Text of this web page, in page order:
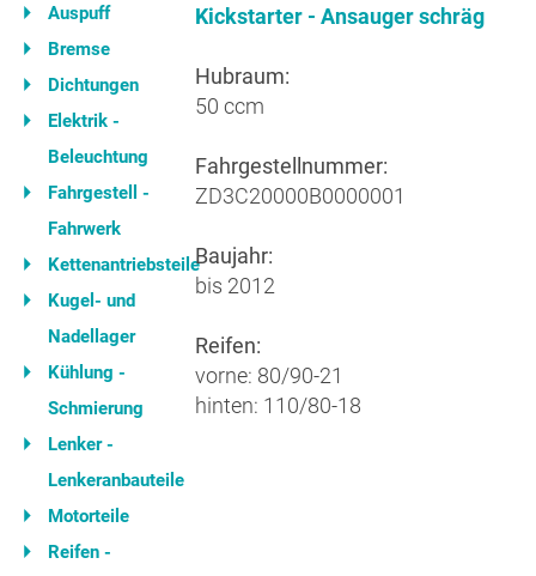
Auspuff
Bremse
Dichtungen
Elektrik -
Beleuchtung
Fahrgestell -
Fahrwerk
Kettenantriebsteile
Kugel- und
Nadellager
Kühlung -
Schmierung
Lenker -
Lenkeranbauteile
Motorteile
Reifen -
Kickstarter - Ansauger schräg
Hubraum:
50 ccm
Fahrgestellnummer:
ZD3C20000B0000001
Baujahr:
bis 2012
Reifen:
vorne: 80/90-21
hinten: 110/80-18